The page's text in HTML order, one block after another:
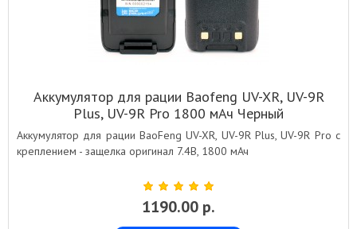
Аккумулятор для рации Baofeng UV-XR, UV-9R
Plus, UV-9R Pro 1800 мАч Черный
Аккумулятор для рации BaoFeng UV-XR, UV-9R Plus, UV-9R Pro с
креплением - защелка оригинал 7.4В, 1800 мАч
1190.00 р.